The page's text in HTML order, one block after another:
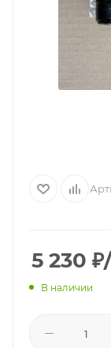
5 230 ₽
В наличии